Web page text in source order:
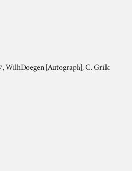
WilhDoegen [Autograph], C. Grilk